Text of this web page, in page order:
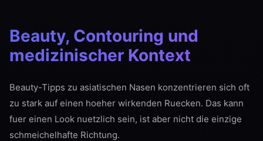
Beauty, Contouring und
medizinischer Kontext
Beauty-Tipps zu asiatischen Nasen konzentrieren sich oft
zu stark auf einen hoeher wirkenden Ruecken. Das kann
fuer einen Look nuetzlich sein, ist aber nicht die einzige
schmeichelhafte Richtung.